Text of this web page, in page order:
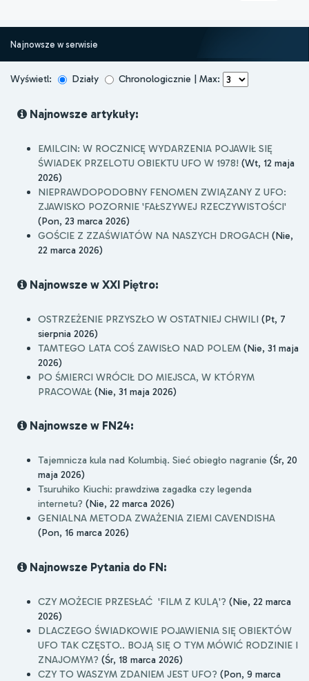
Najnowsze w serwisie
Wyświetl: Działy Chronologicznie | Max:
Najnowsze artykuły:
EMILCIN: W ROCZNICĘ WYDARZENIA POJAWIŁ SIĘ
ŚWIADEK PRZELOTU OBIEKTU UFO W 1978! (Wt, 12 maja
2026)
NIEPRAWDOPODOBNY FENOMEN ZWIĄZANY Z UFO:
ZJAWISKO POZORNIE 'FAŁSZYWEJ RZECZYWISTOŚCI'
(Pon, 23 marca 2026)
GOŚCIE Z ZZAŚWIATÓW NA NASZYCH DROGACH (Nie,
22 marca 2026)
Najnowsze w XXI Piętro:
OSTRZEŻENIE PRZYSZŁO W OSTATNIEJ CHWILI (Pt, 7
sierpnia 2026)
TAMTEGO LATA COŚ ZAWISŁO NAD POLEM (Nie, 31 maja
2026)
PO ŚMIERCI WRÓCIŁ DO MIEJSCA, W KTÓRYM
PRACOWAŁ (Nie, 31 maja 2026)
Najnowsze w FN24:
Tajemnicza kula nad Kolumbią. Sieć obiegło nagranie (Śr, 20
maja 2026)
Tsuruhiko Kiuchi: prawdziwa zagadka czy legenda
internetu? (Nie, 22 marca 2026)
GENIALNA METODA ZWAŻENIA ZIEMI CAVENDISHA
(Pon, 16 marca 2026)
Najnowsze Pytania do FN:
CZY MOŻECIE PRZESŁAĆ 'FILM Z KULĄ'? (Nie, 22 marca
2026)
DLACZEGO ŚWIADKOWIE POJAWIENIA SIĘ OBIEKTÓW
UFO TAK CZĘSTO.. BOJĄ SIĘ O TYM MÓWIĆ RODZINIE I
ZNAJOMYM? (Śr, 18 marca 2026)
CZY TO WASZYM ZDANIEM JEST UFO? (Pon, 9 marca